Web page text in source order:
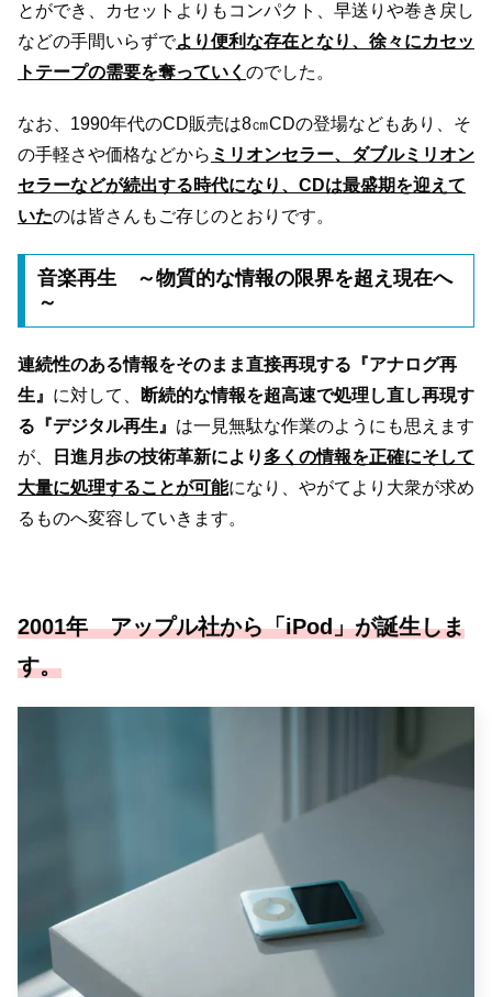
とができ、カセットよりもコンパクト、早送りや巻き戻し
などの手間いらずでより便利な存在となり、徐々にカセッ
トテープの需要を奪っていく のでした。
なお、1990年代のCD販売は8㎝CDの登場などもあり、そ
の手軽さや価格などから ミリオンセラー、ダブルミリオン
セラーなどが続出する時代になり、CDは最盛期を迎えて
いたのは皆さんもご存じのとおりです。
音楽再生 ～物質的な情報の限界を超え現在へ
～
連続性のある情報をそのまま直接再現する『アナログ再
生』 に対して、
断続的な情報を超高速で処理し直し再現す
る『デジタル再生』 は一見無駄な作業のようにも思えます
が、
日進月歩の技術革新により 多くの情報を正確にそして
大量に処理することが可能になり、やがてより大衆が求め
るものへ変容していきます。
2001年 アップル社から「iPod」が誕生しま
す。